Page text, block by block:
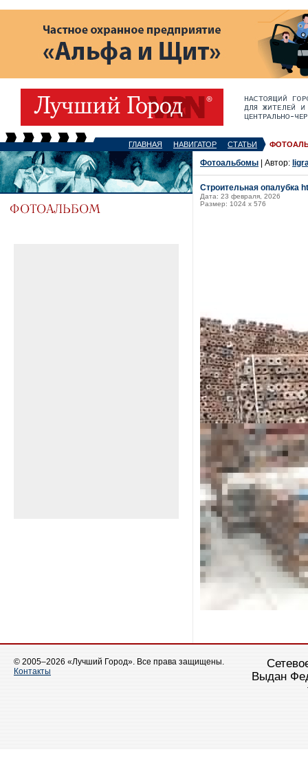
ГЛАВНАЯ НАВИГАТОР СТАТЬИ
Фотоальбомы | Автор:
Строительная опалубка
Дата: 23 февраля, 2026
Размер: 1024 x 576
© 2005–2026 «Лучший Город». Все права защищены.
Контакты
Выдан